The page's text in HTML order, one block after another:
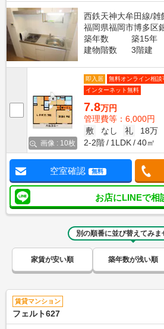
西鉄天神大牟田線/雑
福岡県福岡市博多区
築年数
築15年
建物階数
3階建
画像 : 10枚
即入居
無料オンライン相談
インターネット無料
7.8万円
管理費等：6,000円
敷
なし 礼
18万
2-2階
1LDK 40㎡
空室確認 無料
お店にLINEで相
別の順番に並び替えてみま
家賃が安い順 築年数が浅い順
賃貸マンション
フェルト627